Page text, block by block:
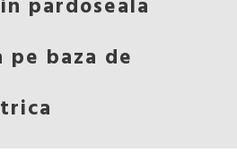
pardoseala
baza de